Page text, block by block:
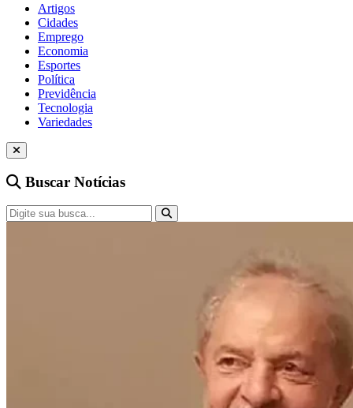
Artigos
Cidades
Emprego
Economia
Esportes
Política
Previdência
Tecnologia
Variedades
Buscar Notícias